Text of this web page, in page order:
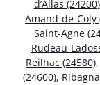
d’Allas (24200)
Amand-de-Coly
Saint-Agne
Rudeau-
Reilhac (24580),
(24600),